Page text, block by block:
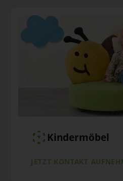
Kindermöbel
JETZT KONTAKT